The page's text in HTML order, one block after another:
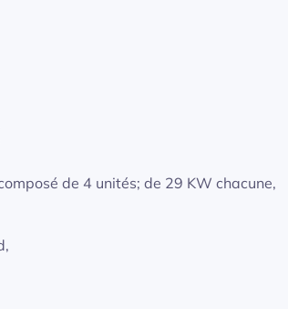
de 4 unités; de 29 KW chacune,